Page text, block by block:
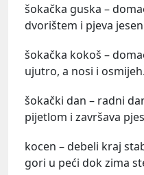
šokačka guska –
dvorištem i pjeva
šokačka kokoš –
ujutro, a nosi i
šokački dan – radni
pijetlom i završava
kocen – debeli kraj
gori u peći dok zima